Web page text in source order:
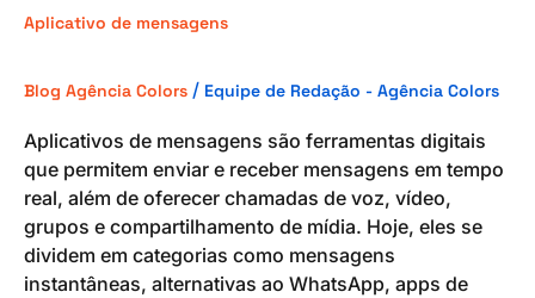
Aplicativo de mensagens
Blog Agência Colors / Equipe de Redação - Agência Colors
Aplicativos de mensagens são ferramentas digitais
que permitem enviar e receber mensagens em tempo
real, além de oferecer chamadas de voz, vídeo,
grupos e compartilhamento de mídia. Hoje, eles se
dividem em categorias como mensagens
instantâneas, alternativas ao WhatsApp, apps de
de